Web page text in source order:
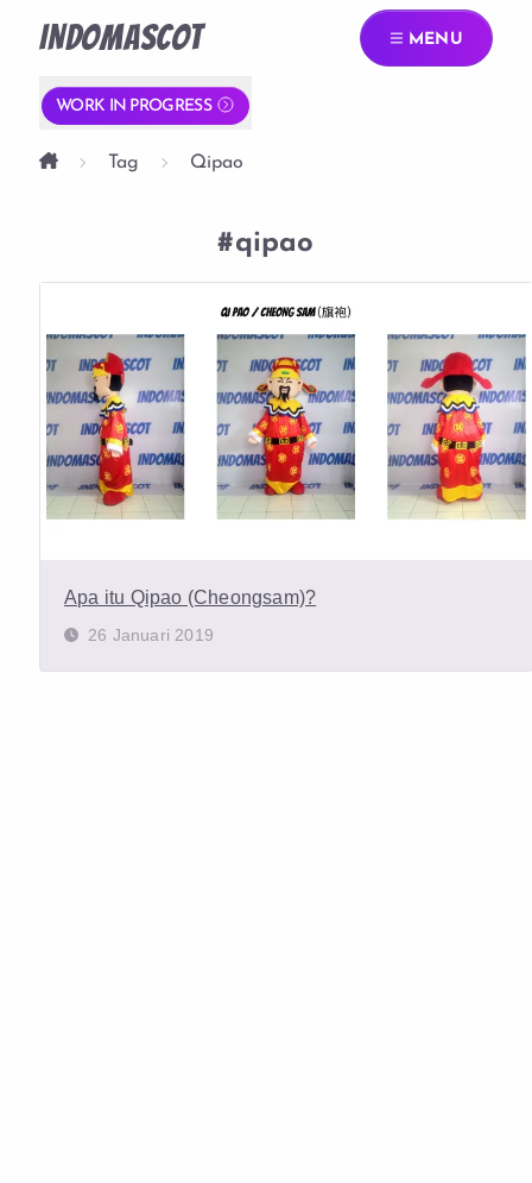
INDOMASCOT MENU
WORK IN PROGRESS
Tag Qipao
#qipao
Apa itu Qipao (Cheongsam)?
26 Januari 2019